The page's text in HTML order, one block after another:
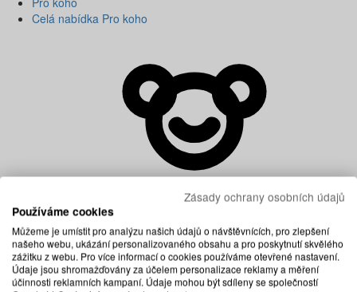
Celá nabídka Pro koho
Zásady ochrany osobních údajů
Používáme cookies
Můžeme je umístit pro analýzu našich údajů o návštěvnících, pro zlepšení
našeho webu, ukázání personalizovaného obsahu a pro poskytnutí skvělého
zážitku z webu. Pro více informací o cookies používáme otevřené nastavení.
Údaje jsou shromažďovány za účelem personalizace reklamy a měření
účinnosti reklamních kampaní. Údaje mohou být sdíleny se společností